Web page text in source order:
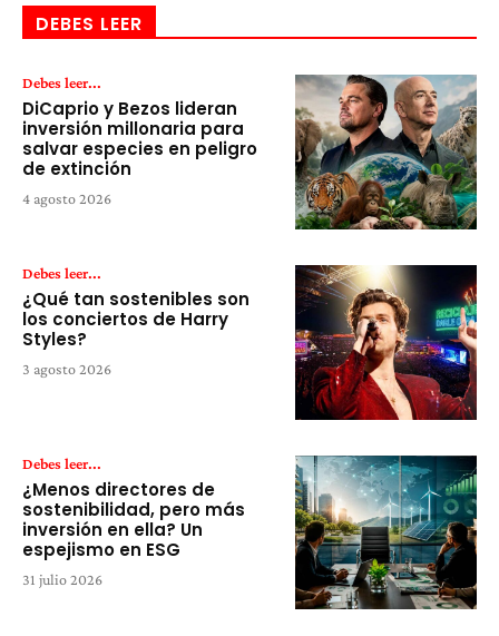
DEBES LEER
Debes leer...
DiCaprio y Bezos lideran
inversión millonaria para
salvar especies en peligro
de extinción
4 agosto 2026
Debes leer...
¿Qué tan sostenibles son
los conciertos de Harry
Styles?
3 agosto 2026
Debes leer...
¿Menos directores de
sostenibilidad, pero más
inversión en ella? Un
espejismo en ESG
31 julio 2026